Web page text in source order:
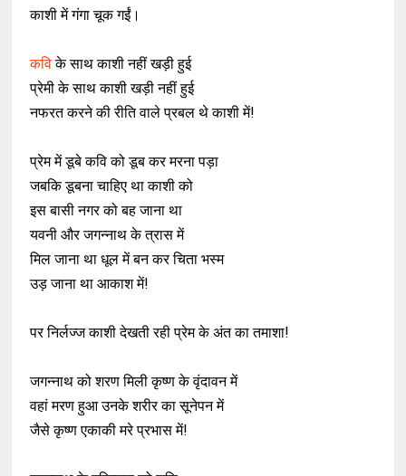
काशी में गंगा चूक गईं।
कविके साथ काशी नहीं खड़ी हुई
प्रेमी के साथ काशी खड़ी नहीं हुई
नफरत करने की रीति वाले प्रबल थे काशी में!
प्रेम में डूबे कवि को डूब कर मरना पड़ा
जबकि डूबना चाहिए था काशी को
इस बासी नगर को बह जाना था
यवनी और जगन्नाथ के त्रास में
मिल जाना था धूल में बन कर चिता भस्म
उड़ जाना था आकाश में!
पर निर्लज्ज काशी देखती रही प्रेम के अंत का तमाशा!
जगन्नाथ को शरण मिली कृष्ण के वृंदावन में
वहां मरण हुआ उनके शरीर का सूनेपन में
जैसे कृष्ण एकाकी मरे प्रभास में!